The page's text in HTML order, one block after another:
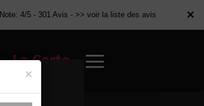
×
Note: 4/5 - 301 Avis - >> voir la liste des avis
La Carte
×
×